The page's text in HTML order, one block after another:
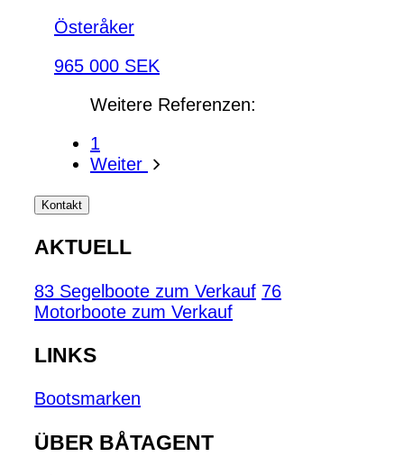
Österåker
965 000 SEK
Weitere Referenzen:
1
Weiter
Kontakt
AKTUELL
83 Segelboote zum Verkauf 76
Motorboote zum Verkauf
LINKS
Bootsmarken
ÜBER BÅTAGENT